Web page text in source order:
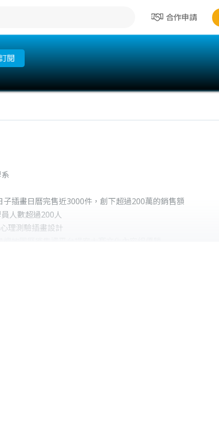
合作申請
閱
插畫日曆完售近3000件，創下超過200萬的銷售額
人數超過200人
理測驗插畫設計
地圖曆於挖貝完成百萬集資
權展